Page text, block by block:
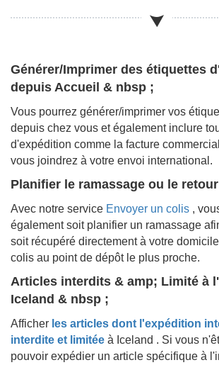
Générer/Imprimer des étiquettes
depuis Accueil & nbsp ;
Vous pourrez générer/imprimer vos
depuis chez vous et également inclure
d'expédition comme la facture
vous joindrez à votre envoi international.
Planifier le ramassage ou le retour
Avec notre service Envoyer un colis ,
également soit planifier un ramassage
soit récupéré directement à votre
colis au point de dépôt le plus proche.
Articles interdits & amp; Limité à
Iceland & nbsp ;
Afficher les articles dont l'expédition
interdite et limitée à Iceland . Si vous
pouvoir expédier un article spécifique à